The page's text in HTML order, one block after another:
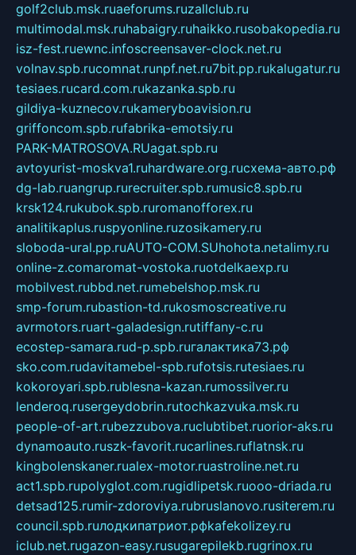
golf2club.msk.ruaeforums.ruzallclub.ru
multimodal.msk.ruhabaigry.ruhaikko.rusobakopedia.ru
isz-fest.ruewnc.infoscreensaver-clock.net.ru
volnav.spb.rucomnat.runpf.net.ru7bit.pp.rukalugatur.ru
tesiaes.rucard.com.rukazanka.spb.ru
gildiya-kuznecov.rukameryboavision.ru
griffoncom.spb.rufabrika-emotsiy.ru
PARK-MATROSOVA.RUagat.spb.ru
avtoyurist-moskva1.ruhardware.org.ruсхема-авто.рф
dg-lab.ruangrup.rurecruiter.spb.rumusic8.spb.ru
krsk124.rukubok.spb.ruromanofforex.ru
analitikaplus.ruspyonline.ruzosikamery.ru
sloboda-ural.pp.ruAUTO-COM.SUhohota.netalimy.ru
online-z.comaromat-vostoka.ruotdelkaexp.ru
mobilvest.rubbd.net.rumebelshop.msk.ru
smp-forum.rubastion-td.rukosmoscreative.ru
avrmotors.ruart-galadesign.rutiffany-c.ru
ecostep-samara.rud-p.spb.ruгалактика73.рф
sko.com.rudavitamebel-spb.rufotsis.rutesiaes.ru
kokoroyari.spb.rublesna-kazan.rumossilver.ru
lenderoq.rusergeydobrin.rutochkazvuka.msk.ru
people-of-art.rubezzubova.ruclubtibet.ruorior-aks.ru
dynamoauto.ruszk-favorit.rucarlines.ruflatnsk.ru
kingbolenskaner.rualex-motor.ruastroline.net.ru
act1.spb.rupolyglot.com.rugidlipetsk.ruooo-driada.ru
detsad125.rumir-zdoroviya.rubruslanovo.rusiterem.ru
council.spb.ruлодкипатриот.рфkafekolizey.ru
iclub.net.rugazon-easy.rusugarepilekb.rugrinox.ru